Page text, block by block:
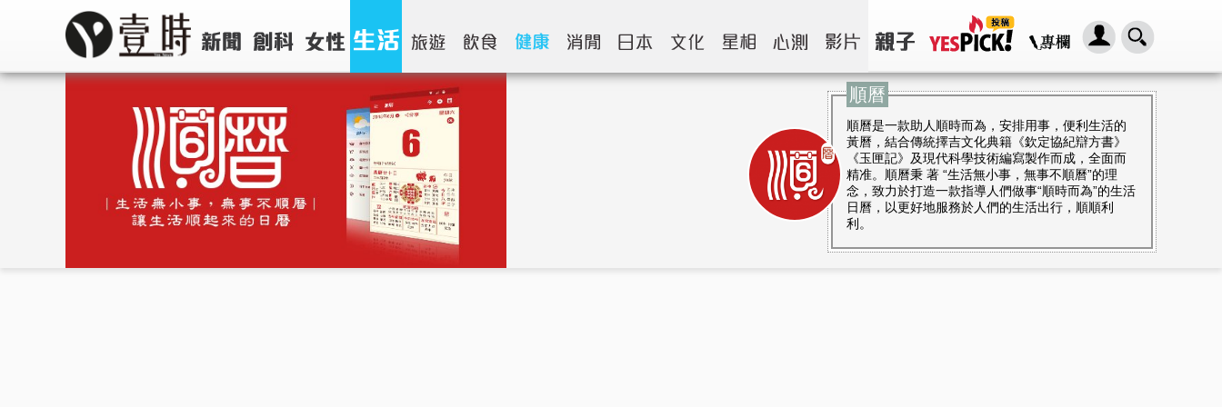
順曆
順曆是一款助人順時而為，安排用事，便利生活的
黃曆，結合傳統擇吉文化典籍《欽定協紀辯方書》
《玉匣記》及現代科學技術編寫製作而成，全面而
精准。順曆秉 著 “生活無小事，無事不順曆”的理
念，致力於打造一款指導人們做事“順時而為”的生活
日曆，以更好地服務於人們的生活出行，順順利
利。